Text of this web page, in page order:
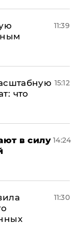
11:39
что
15:12
в силу 14:24
11:30